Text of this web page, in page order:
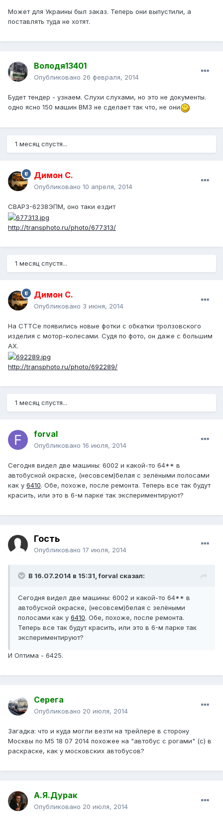
Может для Украины был заказ. Теперь они выпустили, а
поставлять туда не хотят.
Володя13401
Опубликовано 26 февраля, 2014
Будет тендер - узнаем. Слухи слухами, но это не документы.
одно ясно 150 машин ВМЗ не сделает так что, не они
1 месяц спустя...
Димон С.
Опубликовано 10 апреля, 2014
СВАРЗ-6238ЭПМ, оно таки ездит
http://transphoto.ru/photo/677313/
1 месяц спустя...
Димон С.
Опубликовано 3 июня, 2014
На СТТСе появились новые фотки с обкатки тролзовского
изделия с мотор-колесами. Судя по фото, он даже с большим
АХ.
http://transphoto.ru/photo/692289/
1 месяц спустя...
forval
Опубликовано 16 июля, 2014
Сегодня видел две машины: 6002 и какой-то 64** в
автобусной окраске, (несовсем)белая с зелёными полосами
как у 6410. Обе, похоже, после ремонта. Теперь все так будут
красить, или это в 6-м парке так экспериментируют?
Гость
Опубликовано 17 июля, 2014
В 16.07.2014 в 15:31, forval сказал:
Сегодня видел две машины: 6002 и какой-то 64** в
автобусной окраске, (несовсем)белая с зелёными
полосами как у 6410. Обе, похоже, после ремонта.
Теперь все так будут красить, или это в 6-м парке так
экспериментируют?
И Оптима - 6425.
Серега
Опубликовано 20 июля, 2014
Загадка: что и куда могли везти на трейлере в сторону
Москвы по М5 18 07 2014 похожее на "автобус с рогами" (с) в
раскраске, как у московских автобусов?
А.Я.Дурак
Опубликовано 20 июля, 2014